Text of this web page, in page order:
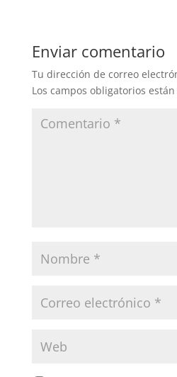
Enviar comentario
Tu dirección de correo
Los campos obligatorios